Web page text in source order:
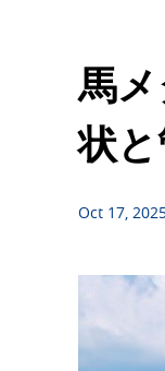
馬
状
Oct 17,